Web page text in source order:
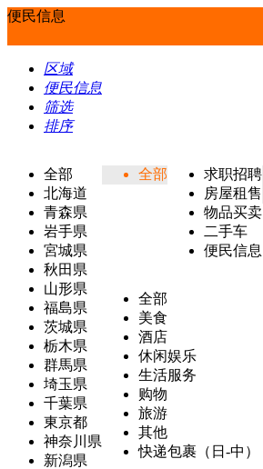
便民信息
区域
便民信息
筛选
排序
全部
北海道
青森県
岩手県
宮城県
秋田県
山形県
福島県
茨城県
栃木県
群馬県
埼玉県
千葉県
東京都
神奈川県
新潟県
全部
求职招聘
房屋租售
物品买卖
二手车
便民信息
全部
美食
酒店
休闲娱乐
生活服务
购物
旅游
其他
快递包裹（日-中）